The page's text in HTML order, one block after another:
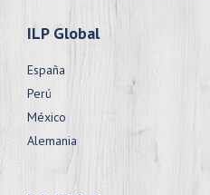
ILP Global
España
Perú
México
Alemania